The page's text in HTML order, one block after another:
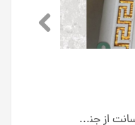
قرنیز ورساچه سفید ساده 9 سانت از جنس پی وی سی کد G956